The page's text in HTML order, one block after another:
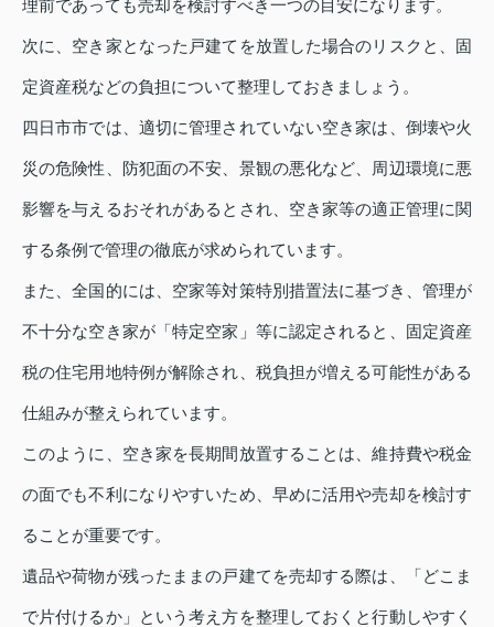
理前であっても売却を検討すべき一つの目安になります。
次に、空き家となった戸建てを放置した場合のリスクと、固
定資産税などの負担について整理しておきましょう。
四日市市では、適切に管理されていない空き家は、倒壊や火
災の危険性、防犯面の不安、景観の悪化など、周辺環境に悪
影響を与えるおそれがあるとされ、空き家等の適正管理に関
する条例で管理の徹底が求められています。
また、全国的には、空家等対策特別措置法に基づき、管理が
不十分な空き家が「特定空家」等に認定されると、固定資産
税の住宅用地特例が解除され、税負担が増える可能性がある
仕組みが整えられています。
このように、空き家を長期間放置することは、維持費や税金
の面でも不利になりやすいため、早めに活用や売却を検討す
ることが重要です。
遺品や荷物が残ったままの戸建てを売却する際は、「どこま
で片付けるか」という考え方を整理しておくと行動しやすく